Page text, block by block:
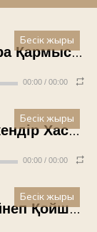
Бесік жыры - Венера Қармысова (1976 жыл)
00:00 / 00:00
Бесік жыры
«Бесік жыры» - Ескендір Хасанғалиев (1975 жыл)
00:00 / 00:00
Бесік жыры
«Бесік жыры» - Зейнеп Қойшыбаева (1972 жыл)
Бесік жыры